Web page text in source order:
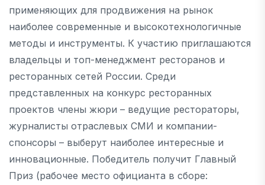
применяющих для продвижения на рынок
наиболее современные и высокотехнологичные
методы и инструменты. К участию приглашаются
владельцы и топ-менеджмент ресторанов и
ресторанных сетей России. Среди
представленных на конкурс ресторанных
проектов члены жюри – ведущие рестораторы,
журналисты отраслевых СМИ и компании-
спонсоры – выберут наиболее интересные и
инновационные. Победитель получит Главный
Приз (рабочее место официанта в сборе: